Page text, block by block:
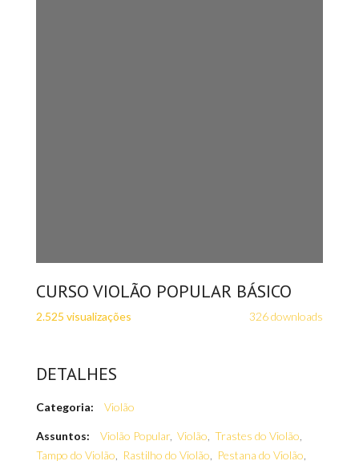
CURSO VIOLÃO POPULAR BÁSICO
2.525 visualizações 326 downloads
DETALHES
Categoria: Violão
Assuntos: Violão Popular, Violão Trastes do Violão
Tampo do Violão
Rastilho do Violão Pestana do Violão